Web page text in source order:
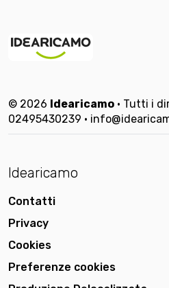
© 2026 Idearicamo • Tutti i
02495430239 •
Idearicamo
Contatti
Privacy
Cookies
Preferenze cookies